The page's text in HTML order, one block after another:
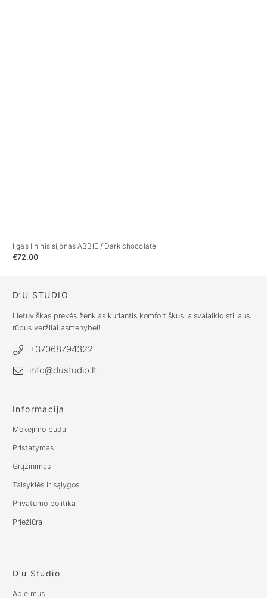
Ilgas lininis sijonas ABBIE / Dark chocolate
€72.00
D’U STUDIO
Lietuviškas prekės ženklas kuriantis komfortiškus laisvalaikio stiliaus
rūbus veržliai asmenybei!
+37068794322
info@dustudio.lt
Informacija
Mokėjimo būdai
Pristatymas
Grąžinimas
Taisyklės ir sąlygos
Privatumo politika
Priežiūra
D’u Studio
Apie mus